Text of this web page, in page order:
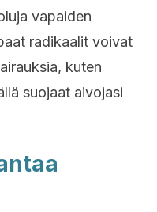
vapaiden
radikaalit voivat
kuten
suojaat aivojasi